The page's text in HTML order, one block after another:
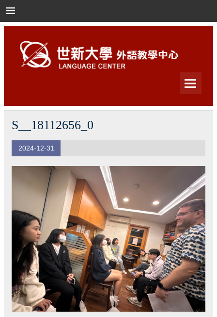
世新大學外語教學中心
S__18112656_0
2024-12-31